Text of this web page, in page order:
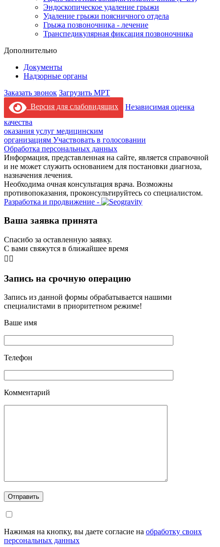
Эндоскопическое удаление грыжи
Удаление грыжи поясничного отдела
Грыжа позвоночника - лечение
Транспедикулярная фиксация позвоночника
Дополнительно
Документы
Надзорные органы
Заказать звонок Загрузить МРТ
Версия для слабовидящих
Независимая оценка
качества
оказания услуг медицинским
организациям Участвовать в голосовании
Обработка персональных данных
Информация, представленная на сайте, является справочной
и не может служить основанием для постановки диагноза,
назначения лечения.
Необходима очная консультация врача. Возможны
противопоказания, проконсультируйтесь со специалистом.
Разработка и продвижение -
Ваша заявка принята
Спасибо за оставленную заявку.
С вами свяжутся в ближайшее время
👨‍⚕️
Запись на срочную операцию
Запись из данной формы обрабатывается нашими
специалистами в приоритетном режиме!
Ваше имя
Телефон
Комментарий
Отправить
Нажимая на кнопку, вы даете согласие на обработку своих
персональных данных